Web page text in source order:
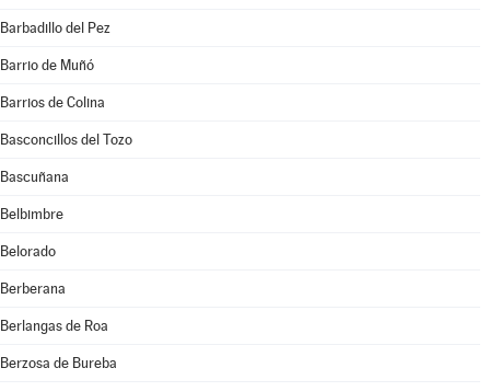
Barbadillo del Pez
Barrio de Muñó
Barrios de Colina
Basconcillos del Tozo
Bascuñana
Belbimbre
Belorado
Berberana
Berlangas de Roa
Berzosa de Bureba